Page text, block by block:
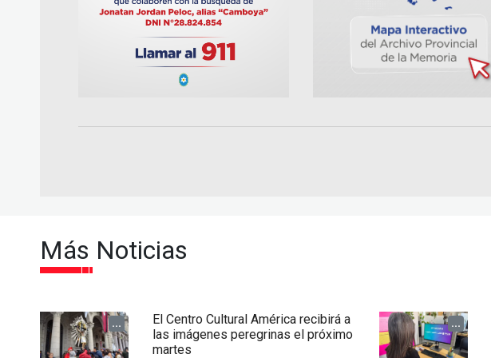
Más Noticias
...
El Centro Cultural América recibirá a
las imágenes peregrinas el próximo
martes
...